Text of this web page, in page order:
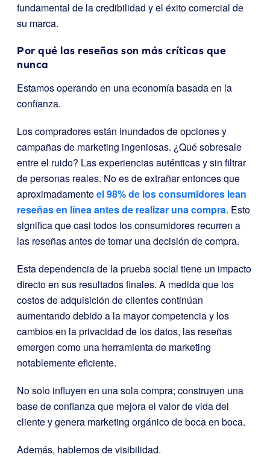
fundamental de la credibilidad y el éxito comercial de
su marca.
Por qué las reseñas son más críticas que
nunca
Estamos operando en una economía basada en la
confianza.
Los compradores están inundados de opciones y
campañas de marketing ingeniosas. ¿Qué sobresale
entre el ruido? Las experiencias auténticas y sin filtrar
de personas reales. No es de extrañar entonces que
aproximadamenteel 98% de los consumidores lean
reseñas en línea antes de realizar una compra. Esto
significa que casi todos los consumidores recurren a
las reseñas antes de tomar una decisión de compra.
Esta dependencia de la prueba social tiene un impacto
directo en sus resultados finales. A medida que los
costos de adquisición de clientes continúan
aumentando debido a la mayor competencia y los
cambios en la privacidad de los datos, las reseñas
emergen como una herramienta de marketing
notablemente eficiente.
No solo influyen en una sola compra; construyen una
base de confianza que mejora el valor de vida del
cliente y genera marketing orgánico de boca en boca.
Además, hablemos de visibilidad.